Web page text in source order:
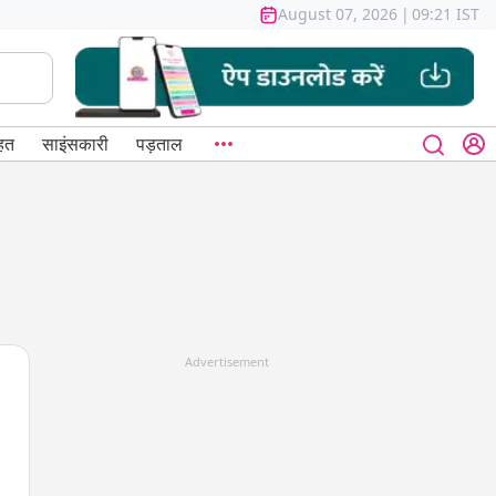
August 07, 2026 | 09:21 IST
साइंसकारी पड़ताल
Advertisement